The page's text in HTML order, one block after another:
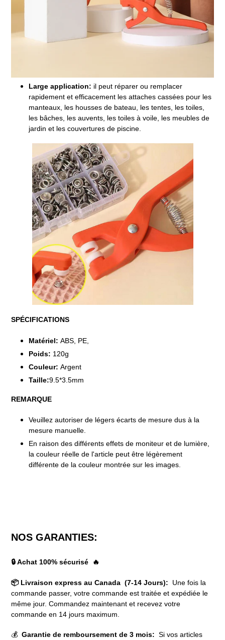
Large application: il peut réparer ou remplacer
rapidement et efficacement les attaches cassées pour les
manteaux, les housses de bateau, les tentes, les toiles,
les bâches, les auvents, les toiles à voile, les meubles de
jardin et les couvertures de piscine.
SPÉCIFICATIONS
Matériel: ABS, PE,
Poids: 120g
Couleur: Argent
Taille:9.5*3.5mm
REMARQUE
Veuillez autoriser de légers écarts de mesure dus à la
mesure manuelle.
En raison des différents effets de moniteur et de lumière,
la couleur réelle de l'article peut être légèrement
différente de la couleur montrée sur les images.
NOS GARANTIES:
🔒 Achat 100% sécurisé 🔥
📦 Livraison express au Canada (7-14 Jours):
Une fois la
commande passer, votre commande est traitée et expédiée le
même jour. Commandez maintenant et recevez votre
commande en 14 jours maximum.
💰 Garantie de remboursement de 3 mois: Si vos articles